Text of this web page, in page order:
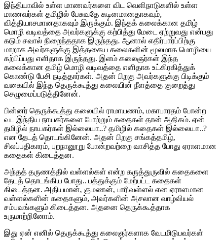
இந்தியாவில் உள்ள மாணவர்களை விட வெளிநாடுகளில் உள்ள
மாணவர்கள் தமிழில் பேசுவதே கடினமானதாகவும்,
வித்தியாசமானதாகவும் இருக்கும். இந்தக் கலைக்கான தமிழ்
மொழி வடிவத்தை அவர்களுக்கு கற்பித்து மேடை ஏற்றுவது என்பது
கடும் சவால் நிறைந்ததாக இருந்தது. ஆனால் எதிர்பார்ப்பிற்கு
மாறாக அவர்களுக்கு இத்தகைய கலைகளின் மூலமாக மொழியை
கற்பிப்பது எளிதாக இருந்தது. இளம் கலைஞர்கள் இந்த
கலைக்கான தமிழ் மொழி வடிவத்தை எளிதாக உட்கிரகித்துக்
கொண்டு பேசி நடித்தார்கள். அதன் பிறகு அவர்களுக்கு பிடிக்கும்
வகையில் இந்த தெருக்கூத்து கலையின் நீளத்தை குறைத்து
செழுமைப்படுத்தினேன்.
பின்னர் தெருக்கூத்து கலையில் ராமாயணம், மகாபாரதம் போன்ற
வட இந்திய நாயகர்களை போற்றும் கதைகள் தான் அதிகம். ஏன்
தமிழில் நாயகர்கள் இல்லையா..? தமிழில் கதைகள் இல்லையா..?
என தேடத் தொடங்கினேன். அதன் பிறகு சங்கத்தமிழ்,
சிலப்பதிகாரம், புறநானூறு போன்றவற்றை வாசித்த போது ஏராளமான
கதைகள் கிடைத்தன.
அந்தத் தருணத்தில் வள்ளல்கள் என்ற கருத்துருவில் கதைகளை
தேடத் தொடங்கிய போது.. பத்துக்கும் மேற்பட்ட கதைகள்
கிடைத்தன. அதியமான், குமணன், பாரிவள்ளல் என ஏராளமான
வள்ளல்களின் கதைகளும், அவர்களின் அசலான வாழ்வியல்
சம்பவங்களும் கிடைத்தன. அதனை தெருக்கூத்தாக
உருமாற்றினோம்.
இது ஏன் எனில் தெருக்கூத்து கலைஞர்களாக வேடமிடுபவர்கள்